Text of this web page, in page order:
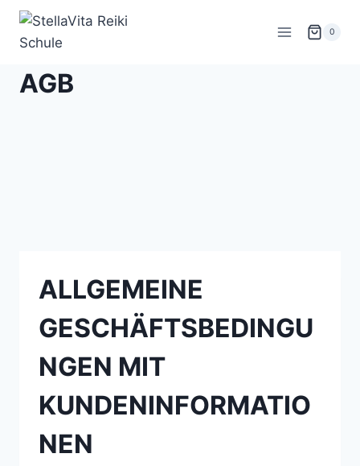
Zum
springen
0
AGB
ALLGEMEINE
GESCHÄFTSBEDINGU
NGEN MIT
KUNDENINFORMATIO
NEN